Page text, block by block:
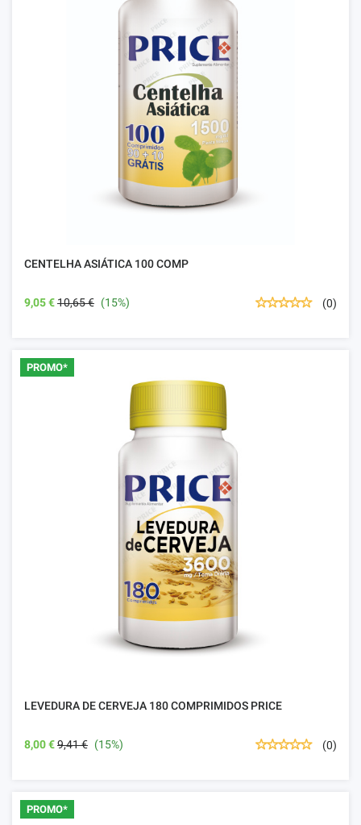
CENTELHA ASIÁTICA 100 COMP
9,05 €10,65 € (15%) (0)
PROMO*
LEVEDURA DE CERVEJA 180 COMPRIMIDOS PRICE
8,00 €9,41 € (15%) (0)
PROMO*